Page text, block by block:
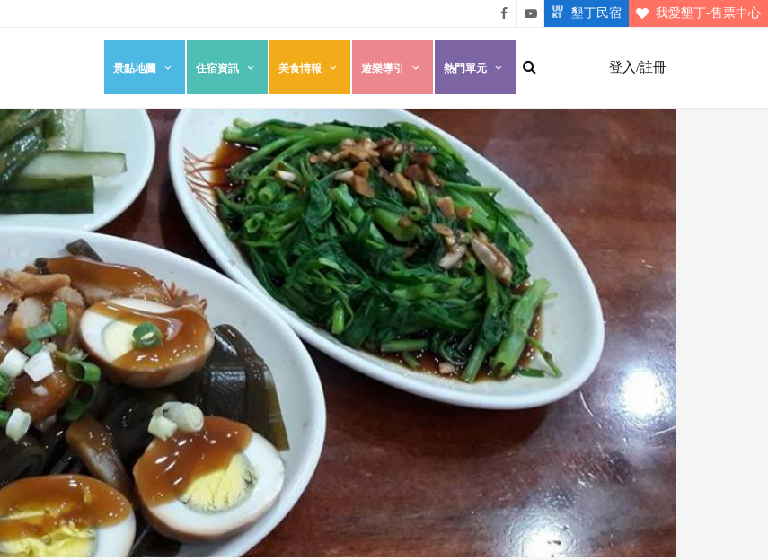
悠遊
墾丁
粉絲
墾丁
墾丁民宿 我愛墾丁-售票中心
登入/註冊
景點地圖 住宿資訊 美食情報 遊樂導引 熱門單元